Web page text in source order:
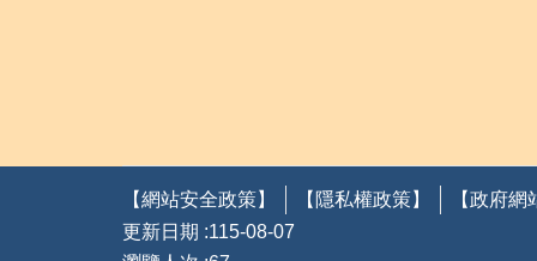
【網站安全政策】 【隱私權政策】
【政府
更新日期
115-08-07